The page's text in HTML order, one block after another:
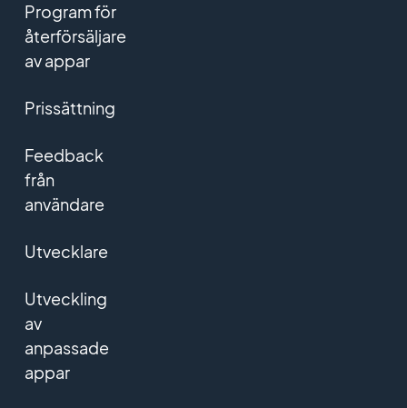
Program för
återförsäljare
av appar
Prissättning
Feedback
från
användare
Utvecklare
Utveckling
av
anpassade
appar